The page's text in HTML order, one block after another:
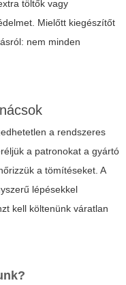
töltők vagy
Mielőtt kiegészítőt
nem minden
a rendszeres
a patronokat a gyártó
a tömítéseket. A
lépésekkel
kell költenünk váratlan